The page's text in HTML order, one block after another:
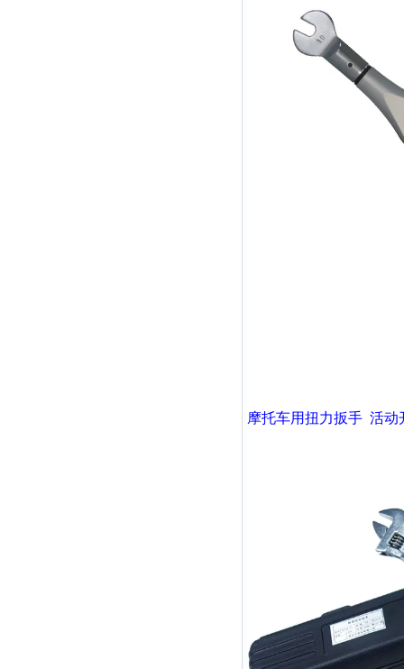
摩托车用扭力扳手 活